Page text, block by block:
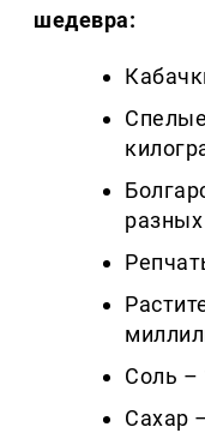
шедевра:
Соль –
Сахар